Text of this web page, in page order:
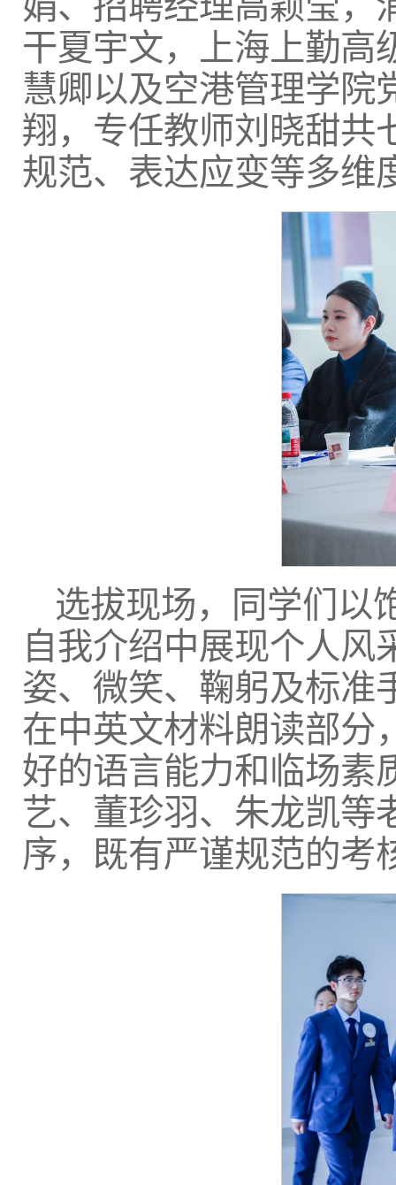
干夏宇文，上海上勤高
慧卿以及空港管理学院
翔，专任教师刘晓甜共
规范、表达应变等多维
选拔现场，同学们以
自我介绍中展现个人风
姿、微笑、鞠躬及标准
在中英文材料朗读部分
好的语言能力和临场素
艺、董珍羽、朱龙凯等
序，既有严谨规范的考